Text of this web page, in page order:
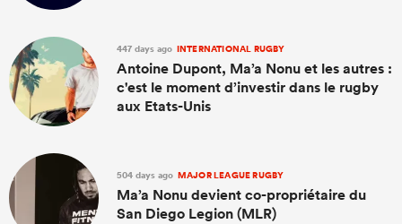
447 days ago INTERNATIONAL RUGBY
Antoine Dupont, Ma’a Nonu et les autres :
c'est le moment d’investir dans le rugby
aux Etats-Unis
504 days ago MAJOR LEAGUE RUGBY
Ma’a Nonu devient co-propriétaire du
San Diego Legion (MLR)